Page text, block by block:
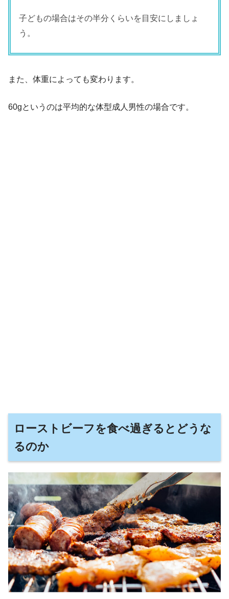
子どもの場合はその半分くらいを目安にしましょ
う。
また、体重によっても変わります。
60gというのは平均的な体型成人男性の場合です。
ローストビーフを食べ過ぎるとどうな
るのか